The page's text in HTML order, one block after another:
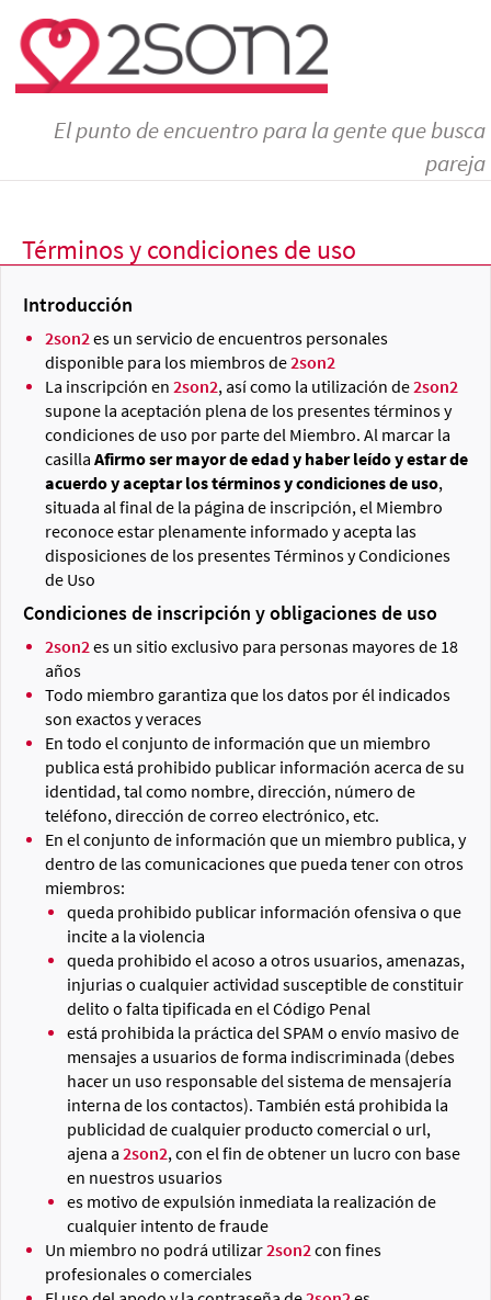
El punto de encuentro para la gente que busca
pareja
Términos y condiciones de uso
Introducción
2son2 es un servicio de encuentros personales
disponible para los miembros de2son2
La inscripción en 2son2, así como la utilización de2son2
supone la aceptación plena de los presentes términos y
condiciones de uso por parte del Miembro. Al marcar la
casilla Afirmo ser mayor de edad y haber leído y estar de
acuerdo y aceptar los términos y condiciones de uso,
situada al final de la página de inscripción, el Miembro
reconoce estar plenamente informado y acepta las
disposiciones de los presentes Términos y Condiciones
de Uso
Condiciones de inscripción y obligaciones de uso
2son2 es un sitio exclusivo para personas mayores de 18
años
Todo miembro garantiza que los datos por él indicados
son exactos y veraces
En todo el conjunto de información que un miembro
publica está prohibido publicar información acerca de su
identidad, tal como nombre, dirección, número de
teléfono, dirección de correo electrónico, etc.
En el conjunto de información que un miembro publica, y
dentro de las comunicaciones que pueda tener con otros
miembros:
queda prohibido publicar información ofensiva o que
incite a la violencia
queda prohibido el acoso a otros usuarios, amenazas,
injurias o cualquier actividad susceptible de constituir
delito o falta tipificada en el Código Penal
está prohibida la práctica del SPAM o envío masivo de
mensajes a usuarios de forma indiscriminada (debes
hacer un uso responsable del sistema de mensajería
interna de los contactos). También está prohibida la
publicidad de cualquier producto comercial o url,
ajena a 2son2, con el fin de obtener un lucro con base
en nuestros usuarios
es motivo de expulsión inmediata la realización de
cualquier intento de fraude
Un miembro no podrá utilizar2son2 con fines
profesionales o comerciales